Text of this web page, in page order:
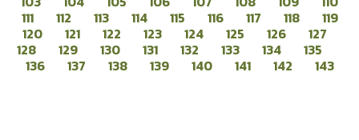
111
112 113 114 115 116 117 118
119
120
121 122 123 124 125 126
127
128
129 130 131 132 133 134
135
136
137 138 139 140 141 142 143